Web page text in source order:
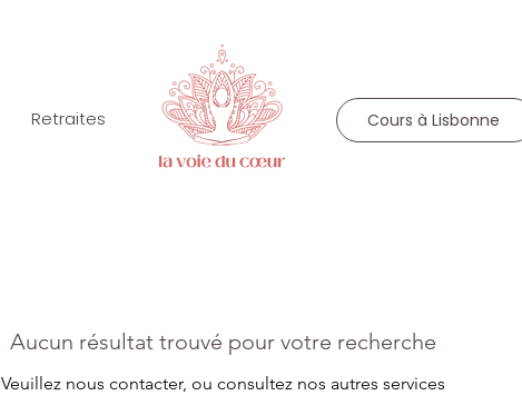
Retraites Cours à Lisbonne
Aucun résultat trouvé pour votre recherche
Veuillez nous contacter, ou consultez nos autres services